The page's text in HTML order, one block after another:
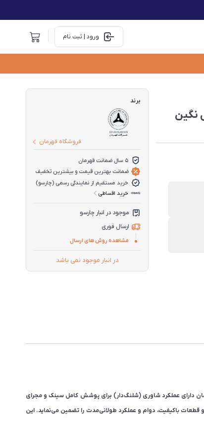
ورود | ثبت نام
نگین
برند
فروشگاه قهرمان
5 سال ضمانت قهرمان
ضمانت بهترین قیمت و بیشترین تخفیف
خرید مستقیم از نمایندگی رسمی (چارسو)
خرید اقساطی
موجود در انبار چارسو
ارسال فوری
مشاهده روش های ارسال
در انبار موجود نمی باشد
دارای عملکرد شاوری (شلنگ‌دار) برای پوشش کامل سینک و مجرای
باکیفیت، دوام و عملکرد طولانی‌مدت را تضمین می‌نماید. این